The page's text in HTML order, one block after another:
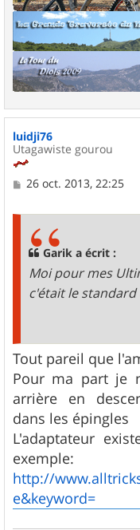
luidji76
Utagawiste gourou
M
26 oct. 2013, 22:25
Garik a écrit :
Moi pour mes
c'était le standard
Tout pareil que
Pour ma part je
arrière en
dans les épingles
L'adaptateur
exemple:
http://
e&keyword=